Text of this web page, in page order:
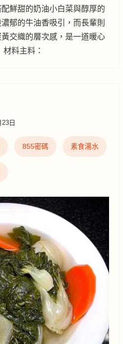
鮮甜的奶油小白菜與醇厚的
郁的牛油香吸引，而長輩則
交織的層次感，是一道暖心
料主料：
日
855密碼 素食湯水